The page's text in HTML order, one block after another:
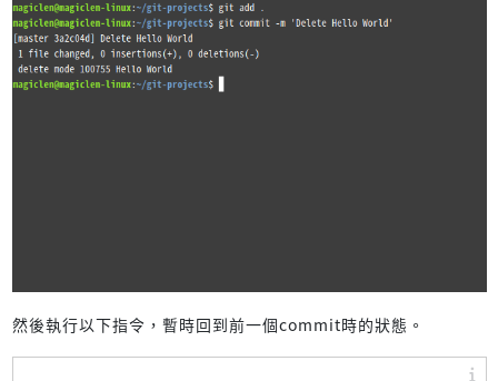
然後執行以下指令，暫時回到前一個commit時的狀態。